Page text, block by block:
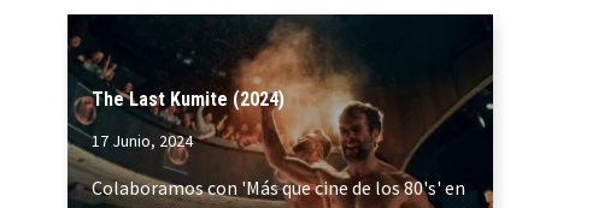
The Last Kumite (2024)
17 Junio, 2024
Colaboramos con 'Más que cine de los 80's' en